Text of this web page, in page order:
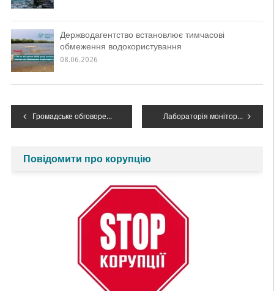
Держводагентство встановлює тимчасові
обмеження водокористування
08.06.2026
Навігація
Громадське обговорення функціонування Реєстру з оцінки впливу на навколишнє середовище планованої діяльності Лабораторія моніторингу вод Західного регіону отримала мобільну лабораторію моніторингу якості води
Повідомити про корупцію